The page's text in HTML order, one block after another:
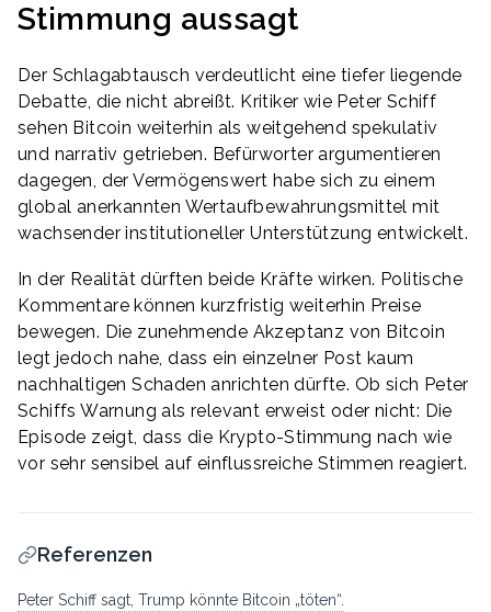
Stimmung aussagt
Der Schlagabtausch verdeutlicht eine tiefer liegende
Debatte, die nicht abreißt. Kritiker wie Peter Schiff
sehen Bitcoin weiterhin als weitgehend spekulativ
und narrativ getrieben. Befürworter argumentieren
dagegen, der Vermögenswert habe sich zu einem
global anerkannten Wertaufbewahrungsmittel mit
wachsender institutioneller Unterstützung entwickelt.
In der Realität dürften beide Kräfte wirken. Politische
Kommentare können kurzfristig weiterhin Preise
bewegen. Die zunehmende Akzeptanz von Bitcoin
legt jedoch nahe, dass ein einzelner Post kaum
nachhaltigen Schaden anrichten dürfte. Ob sich Peter
Schiffs Warnung als relevant erweist oder nicht: Die
Episode zeigt, dass die Krypto-Stimmung nach wie
vor sehr sensibel auf einflussreiche Stimmen reagiert.
Referenzen
Peter Schiff sagt, Trump könnte Bitcoin „töten“.